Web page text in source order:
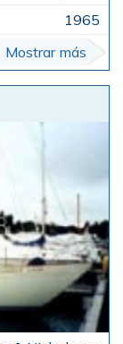
1965
Mostrar más